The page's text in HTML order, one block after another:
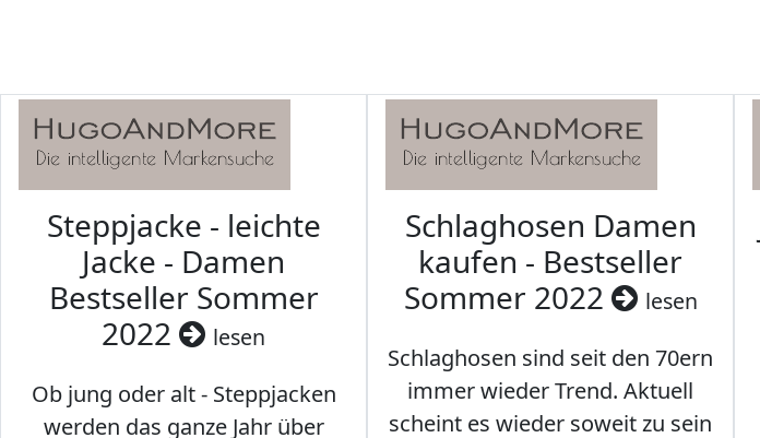
Steppjacke - leichte
Jacke - Damen
Bestseller Sommer
2022
lesen
Ob jung oder alt - Steppjacken
werden das ganze Jahr über
Schlaghosen Damen
kaufen - Bestseller
Sommer 2022
lesen
Schlaghosen sind seit den 70ern
immer wieder Trend. Aktuell
scheint es wieder soweit zu sein